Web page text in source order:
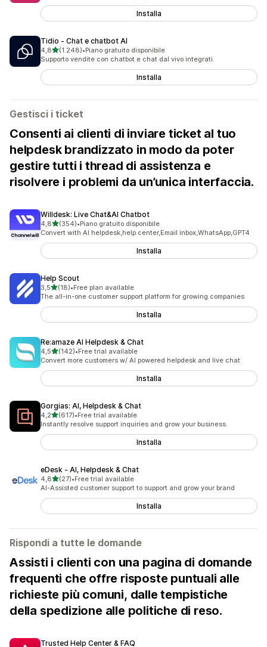
Installa
Tidio ‑ Chat e chatbot AI
4,8stelle su 5
(1.248)
1248 recensioni totali
•Piano gratuito disponibile
Supporto vendite con chatbot e chat dal vivo integrati.
Installa
Gestisci i ticket
Consenti ai clienti di inviare ticket al tuo
helpdesk brandizzato in modo da poter
gestire tutti i thread di assistenza e
risolvere i problemi da un’unica interfaccia.
Willdesk: Live Chat&AI Chatbot
4,8stelle su 5
(354)
354 recensioni totali
•Piano gratuito disponibile
Convert with AI helpdesk,help center,Email inbox,WhatsApp,GPT4
Installa
Help Scout
3,5stelle su 5
(18)
18 recensioni totali
•Free plan available
The all-in-one customer support platform for growing companies
Installa
Re:amaze AI Helpdesk & Chat
4,5stelle su 5
(142)
142 recensioni totali
•Free trial available
Convert more customers w/ AI powered helpdesk and live chat
Installa
Gorgias: AI, Helpdesk & Chat
4,2stelle su 5
(617)
617 recensioni totali
•Free trial available
Instantly resolve support inquiries and grow your business.
Installa
eDesk ‑ AI, Helpdesk & Chat
4,8stelle su 5
(27)
27 recensioni totali
•Free trial available
AI-Assisted customer support to support and grow your brand
Installa
Rispondi a tutte le domande
Assisti i clienti con una pagina di domande
frequenti che offre risposte puntuali alle
richieste più comuni, dalle tempistiche
della spedizione alle politiche di reso.
Trusted Help Center & FAQ